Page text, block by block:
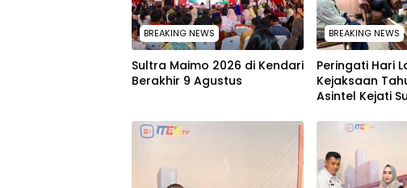
BREAKING NEWS
Sultra Maimo 2026 di Kendari
Berakhir 9 Agustus
BREAKING NEWS
Peringati Hari
Kejaksaan
Asintel Kejati
sampai